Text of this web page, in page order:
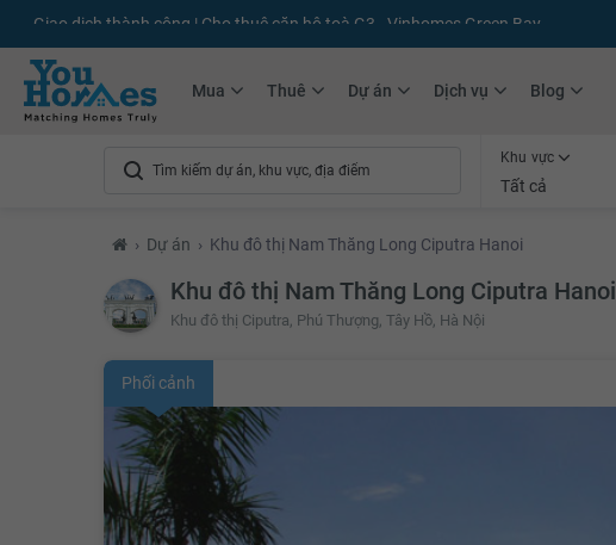
+75.000Tin đăng mới hàng tháng +10.000Thành viên Youhomers
Mua Thuê Dự án Dịch vụ Blog
Khu vực
Tất cả
› Dự án › Khu đô thị Nam Thăng Long Ciputra Hanoi
Khu đô thị Nam Thăng Long Ciputra Hanoi
Khu đô thị Ciputra, Phú Thượng, Tây Hồ, Hà Nội
Phối cảnh